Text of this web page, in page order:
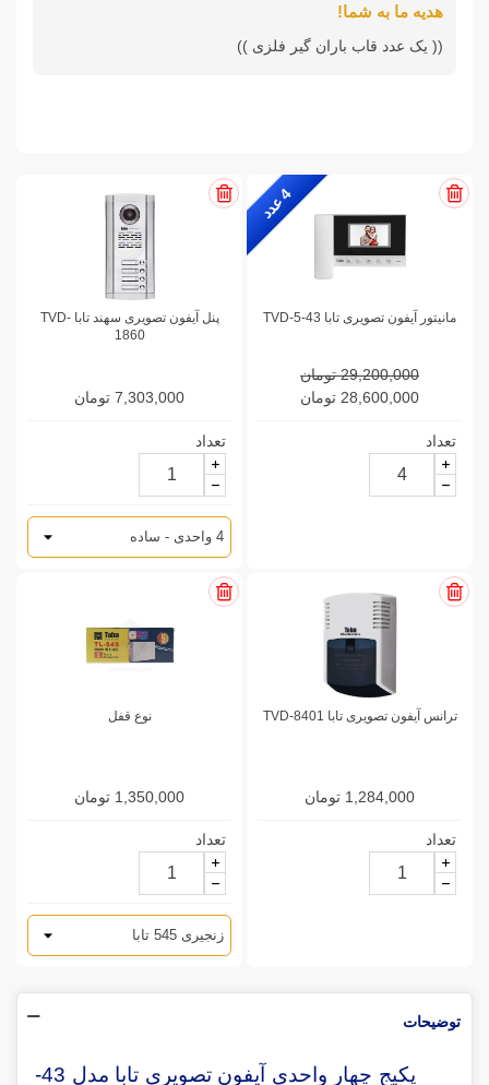
هدیه ما به شما!
(( یک عدد قاب باران گیر فلزی ))
4ع
د
د
مانیتور آیفون تصویری تابا TVD-5-43
29,200,000 تومان
28,600,000 تومان
تعداد
پنل آیفون تصویری سهند تابا TVD-
1860
7,303,000 تومان
تعداد
ترانس آیفون تصویری تابا TVD-8401
1,284,000 تومان
تعداد
نوع قفل
1,350,000 تومان
تعداد
توضیحات
پکیج چهار واحدی آیفون تصویری تابا مدل 43-